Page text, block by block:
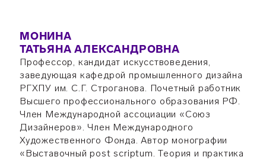
МОНИНА
ТАТЬЯНА АЛЕКСАНДРОВНА
Профессор, кандидат искусствоведения,
заведующая кафедрой промышленного дизайна
РГХПУ им. С.Г. Строганова. Почетный работник
Высшего профессионального образования РФ.
Член Международной ассоциации «Союз
Дизайнеров». Член Международного
Художественного Фонда. Автор монографии
«Выставочный post scriptum. Теория и практика